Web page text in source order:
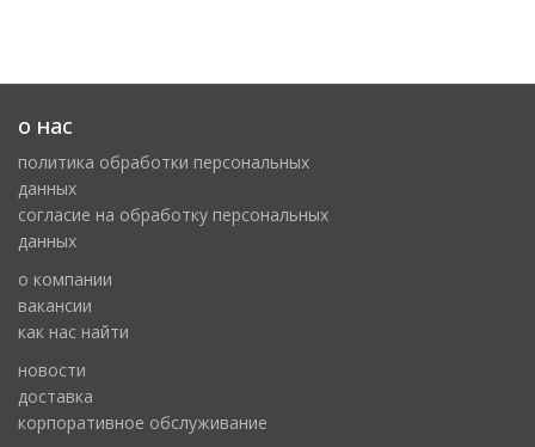
о нас
политика обработки персональных
данных
cогласие на обработку персональных
данных
о компании
вакансии
как нас найти
новости
доставка
корпоративное обслуживание